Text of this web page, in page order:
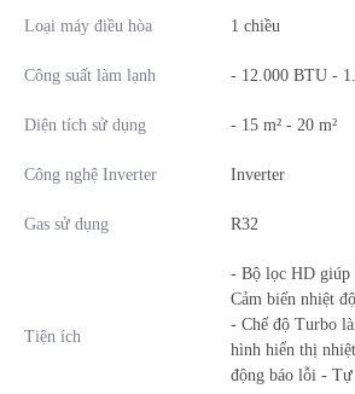
Ưu điểm nổi bật của điều
ESM12C6SF
Công suất 12.000 BTU:Phù hợp
Chế độ Turbo:
Làm lạnh nhanh
Tự động điều
Bộ lọc HD:
Lọc sạch không khí, loại
An toàn và thân thiện
Loại máy điều hòa 1 chiều
Công suất làm lạnh - 12.000 BTU -
Diện tích sử dụng - 15 m² - 20 m²
Công nghệ Inverter Inverter
Gas sử dụng R32
Tiện ích
- Bộ lọc HD giúp
Cảm biến nhiệt
- Chế độ Turbo
hình hiển thị
động báo lỗi -